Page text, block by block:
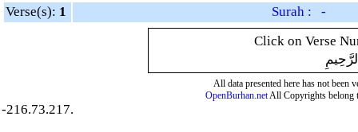
Verse(s): 1
Surah : -
Click on Verse
All data presented here has not been
OpenBurhan.netAll Copyrights belong
-216.73.217.